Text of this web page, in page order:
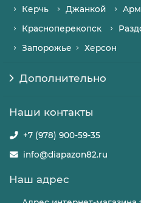
Керчь
Джанкой
Красноперекопск
Запорожье
Херсон
Дополнительно
Наши контакты
+7 (978) 900-59-35
info@diapazon82.ru
Наш адрес